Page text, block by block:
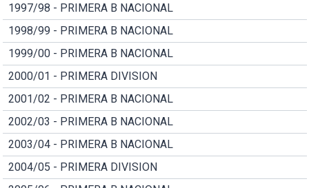
1997/98 - PRIMERA B NACIONAL
1998/99 - PRIMERA B NACIONAL
1999/00 - PRIMERA B NACIONAL
2000/01 - PRIMERA DIVISION
2001/02 - PRIMERA B NACIONAL
2002/03 - PRIMERA B NACIONAL
2003/04 - PRIMERA B NACIONAL
2004/05 - PRIMERA DIVISION